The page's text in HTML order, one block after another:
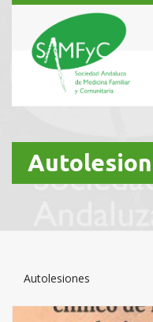
Autolesiones